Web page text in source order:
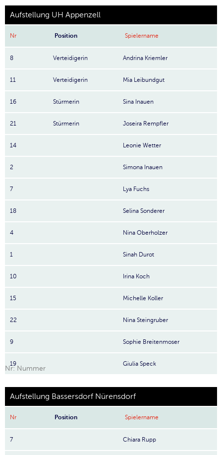
Aufstellung UH Appenzell
Nr Position Spielername
8 Verteidigerin Andrina Kriemler
11 Verteidigerin Mia Leibundgut
16 Stürmerin Sina Inauen
21 Stürmerin Joseira Rempfler
14 Leonie Wetter
2 Simona Inauen
7 Lya Fuchs
18 Selina Sonderer
4 Nina Oberholzer
1 Sinah Durot
10 Irina Koch
15 Michelle Koller
22 Nina Steingruber
9 Sophie Breitenmoser
19 Giulia Speck
Nr: Nummer
Aufstellung Bassersdorf Nürensdorf
Nr Position Spielername
7 Chiara Rupp